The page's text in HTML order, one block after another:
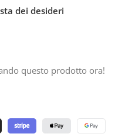
dei desideri
questo prodotto ora!